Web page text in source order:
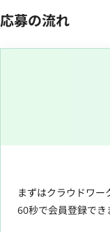
応募の流れ
まずはクラウドワー
60秒で会員登録でき